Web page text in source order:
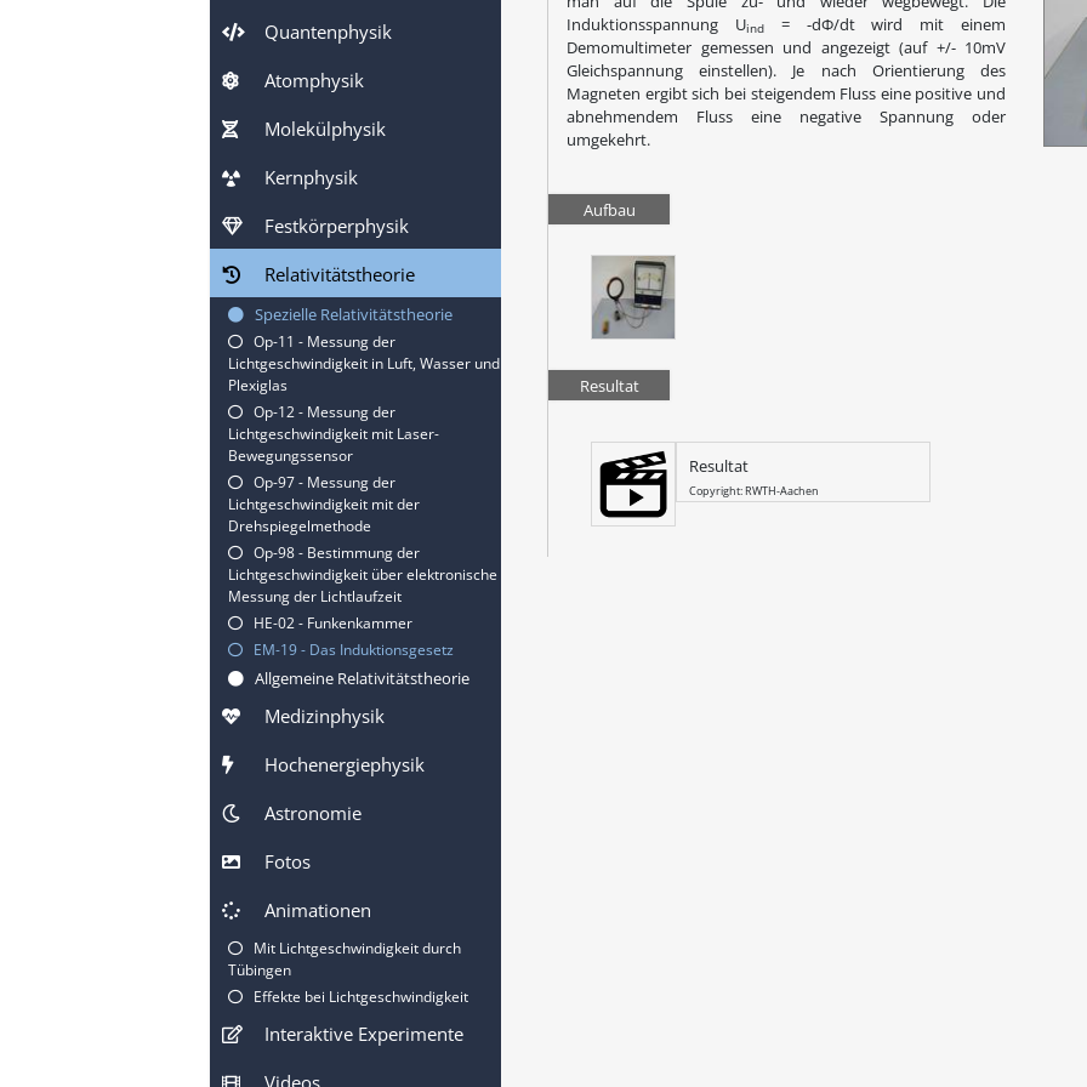
Quantenphysik
Atomphysik
Molekülphysik
Kernphysik
Festkörperphysik
Relativitätstheorie
Spezielle Relativitätstheorie
Op-11 - Messung der
Lichtgeschwindigkeit in Luft, Wasser und
Plexiglas
Op-12 - Messung der
Lichtgeschwindigkeit mit Laser-
Bewegungssensor
Op-97 - Messung der
Lichtgeschwindigkeit mit der
Drehspiegelmethode
Op-98 - Bestimmung der
Lichtgeschwindigkeit über elektronische
Messung der Lichtlaufzeit
HE-02 - Funkenkammer
EM-19 - Das Induktionsgesetz
Allgemeine Relativitätstheorie
Medizinphysik
Hochenergiephysik
Astronomie
Fotos
Animationen
Mit Lichtgeschwindigkeit durch
Tübingen
Effekte bei Lichtgeschwindigkeit
Interaktive Experimente
Videos
Induktionsspannung Uind= -dΦ/dt wird mit einem
Demomultimeter gemessen und angezeigt (auf +/- 10mV
Gleichspannung einstellen). Je nach Orientierung des
Magneten ergibt sich bei steigendem Fluss eine positive und
abnehmendem Fluss eine negative Spannung oder
umgekehrt.
Aufbau
Resultat
Resultat
Copyright: RWTH-Aachen